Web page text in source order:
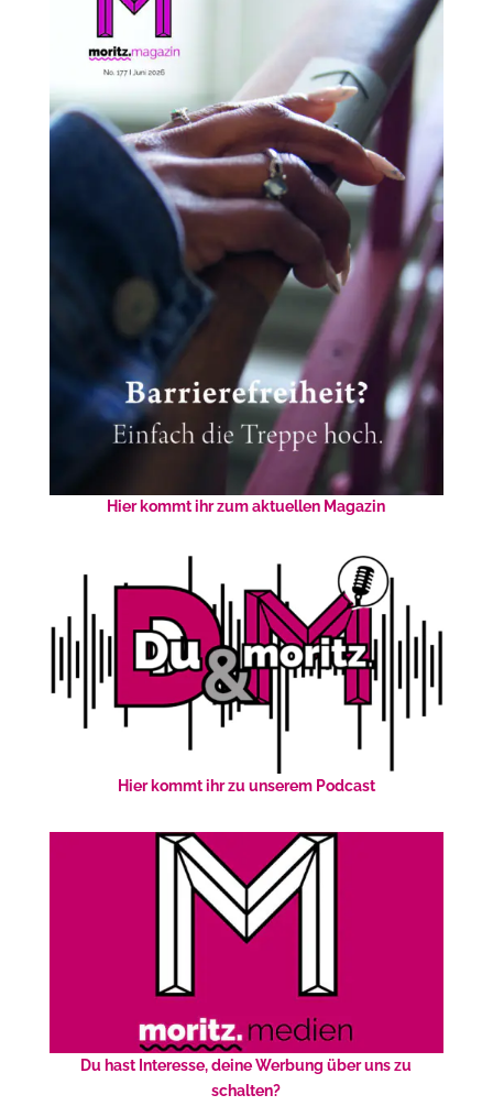
Hier kommt ihr zum aktuellen Magazin
Hier kommt ihr zu unserem Podcast
Du hast Interesse, deine Werbung über uns zu
schalten?